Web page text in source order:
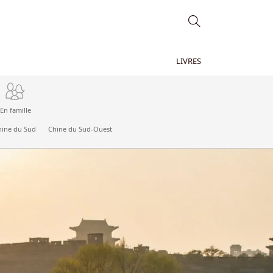
LIVRES
En famille
du Sud Chine du Sud-Ouest